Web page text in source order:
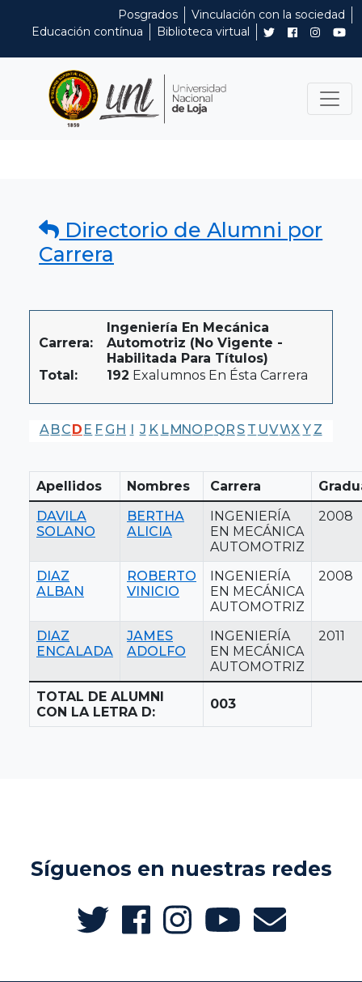
Posgrados
Vinculación con la sociedad
Educación contínua
Biblioteca virtual
Directorio de Alumni por
Carrera
Carrera:
Ingeniería En Mecánica
Automotriz (No Vigente -
Habilitada Para Títulos)
Total:
192 Exalumnos En Ésta Carrera
A BCD E F G H I J K LMNO PQR S T UVWX Y Z
Apellidos Nombres Carrera
DAVILA
SOLANO
BERTHA
ALICIA
INGENIERÍA
EN MECÁNICA
AUTOMOTRIZ
2008
DIAZ
ALBAN
ROBERTO
VINICIO
INGENIERÍA
EN MECÁNICA
AUTOMOTRIZ
2008
DIAZ
ENCALADA
JAMES
ADOLFO
INGENIERÍA
EN MECÁNICA
AUTOMOTRIZ
2011
TOTAL DE ALUMNI
CON LA LETRA D:
003
Síguenos en nuestras redes